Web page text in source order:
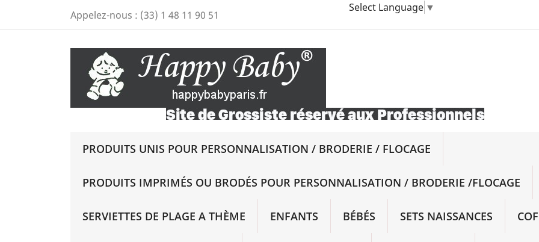
Select Language ▼
Appelez-nous : (33) 1 48 11 90 51
PRODUITS UNIS POUR PERSONNALISATION / BRODERIE / FLOCAGE
PRODUITS IMPRIMÉS OU BRODÉS POUR PERSONNALISATION / BRODERIE /FLOCAGE
SERVIETTES DE PLAGE A THÈME ENFANTS BÉBÉS SETS NAISSANCES